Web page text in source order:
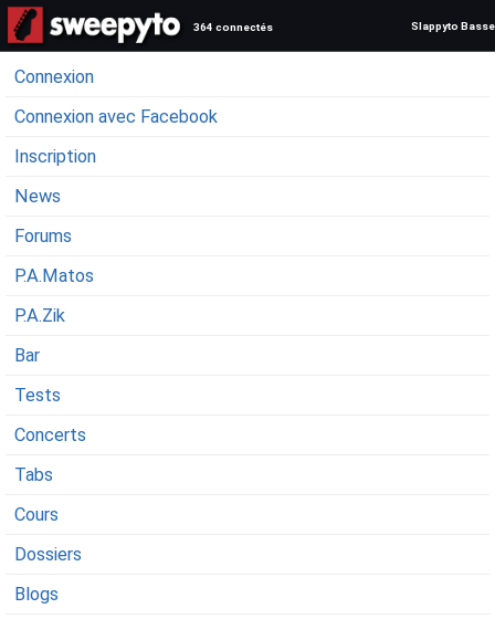
364 connectés Slappyto Basse
Connexion
Connexion avec Facebook
Inscription
News
Forums
P.A.Matos
P.A.Zik
Bar
Tests
Concerts
Tabs
Cours
Dossiers
Blogs